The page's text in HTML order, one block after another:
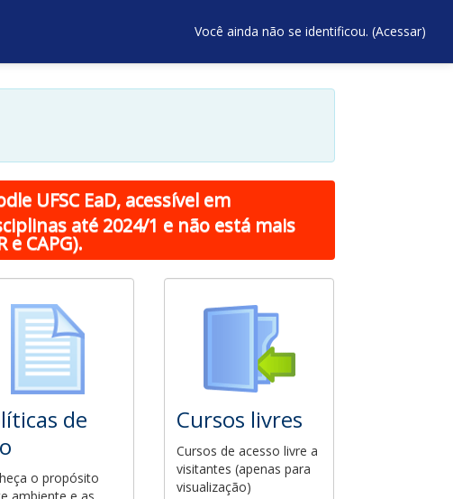
Você ainda não se identificou. (Acessar)
UFSC EaD, acessível em
até 2024/1 e não está mais
CAPG).
de
o propósito
Cursos livres
Cursos de acesso livre a
visitantes (apenas para
visualização)